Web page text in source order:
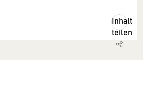
Inhalt
teilen